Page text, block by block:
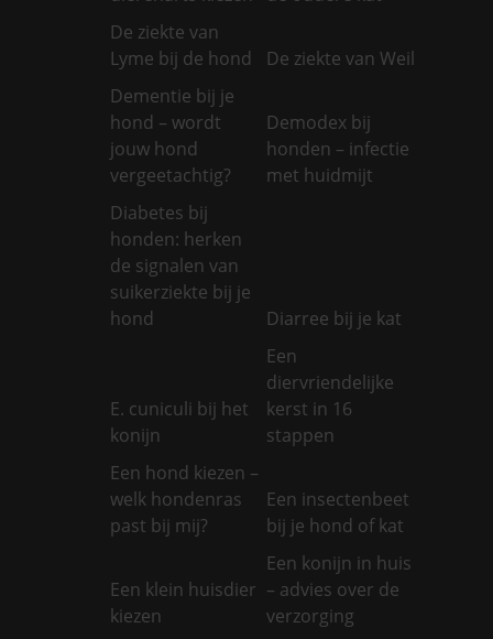
De ziekte van
Lyme bij de hond
De ziekte van Weil
Dementie bij je
hond – wordt
jouw hond
vergeetachtig?
Demodex bij
honden – infectie
met huidmijt
Diabetes bij
honden: herken
de signalen van
suikerziekte bij je
hond
Diarree bij je kat
E. cuniculi bij het
konijn
Een
diervriendelijke
kerst in 16
stappen
Een hond kiezen –
welk hondenras
past bij mij?
Een insectenbeet
bij je hond of kat
Een klein huisdier
kiezen
Een konijn in huis
– advies over de
verzorging